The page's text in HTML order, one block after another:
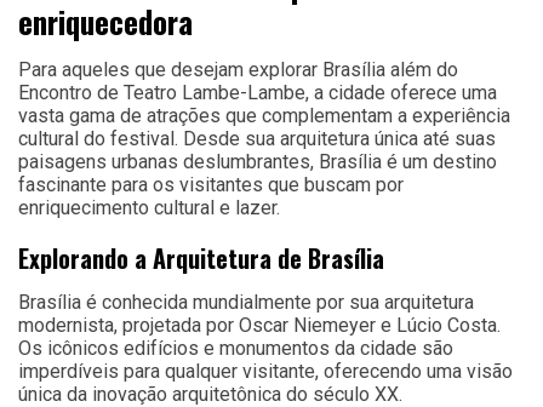
enriquecedora
Para aqueles que desejam explorar Brasília além do
Encontro de Teatro Lambe-Lambe, a cidade oferece uma
vasta gama de atrações que complementam a experiência
cultural do festival. Desde sua arquitetura única até suas
paisagens urbanas deslumbrantes, Brasília é um destino
fascinante para os visitantes que buscam por
enriquecimento cultural e lazer.
Explorando a Arquitetura de Brasília
Brasília é conhecida mundialmente por sua arquitetura
modernista, projetada por Oscar Niemeyer e Lúcio Costa.
Os icônicos edifícios e monumentos da cidade são
imperdíveis para qualquer visitante, oferecendo uma visão
única da inovação arquitetônica do século XX.